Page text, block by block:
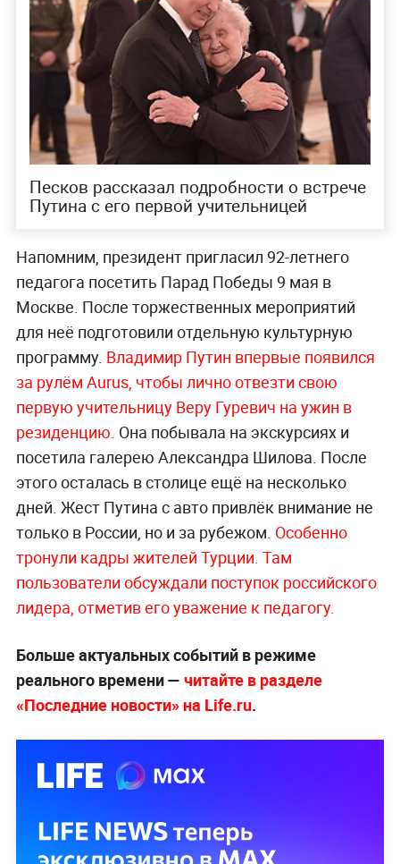
Песков рассказал подробности о встрече
Путина с его первой учительницей
Напомним, президент пригласил 92-летнего
педагога посетить Парад Победы 9 мая в
Москве. После торжественных мероприятий
для неё подготовили отдельную культурную
программу. Владимир Путин впервые появился
за рулём Aurus, чтобы лично отвезти свою
первую учительницу Веру Гуревич на ужин в
резиденцию. Она побывала на экскурсиях и
посетила галерею Александра Шилова. После
этого осталась в столице ещё на несколько
дней. Жест Путина с авто привлёк внимание не
только в России, но и за рубежом. Особенно
тронули кадры жителей Турции. Там
пользователи обсуждали поступок российского
лидера, отметив его уважение к педагогу.
Больше актуальных событий в режиме
реального времени — читайте в разделе
«Последние новости» на Life.ru.